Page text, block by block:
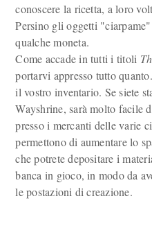
conoscere la ricetta, a loro
Persino gli oggetti
qualche moneta.
Come accade in tutti i titoli
portarvi appresso tutto
il vostro inventario. Se siete
Wayshrine, sarà molto facile
presso i mercanti delle varie
permettono di aumentare lo
che potrete depositare i
banca in gioco, in modo da
le postazioni di creazione.